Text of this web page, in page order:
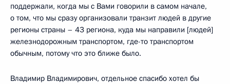
поддержали, когда мы с Вами говорили в самом начале,
о том, что мы сразу организовали транзит людей в другие
регионы страны – 43 региона, куда мы направили [людей]
железнодорожным транспортом, где-то транспортом
обычным, потому что это ближе было.
Владимир Владимирович, отдельное спасибо хотел бы